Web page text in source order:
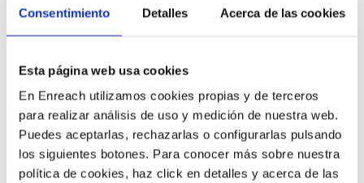
Consentimiento Detalles Acerca de las cookies
Esta página web usa cookies
En Enreach utilizamos cookies propias y de terceros
para realizar análisis de uso y medición de nuestra web.
Puedes aceptarlas, rechazarlas o configurarlas pulsando
los siguientes botones. Para conocer más sobre nuestra
política de cookies, haz click en detalles y acerca de las
BIC Graphic
Saber más